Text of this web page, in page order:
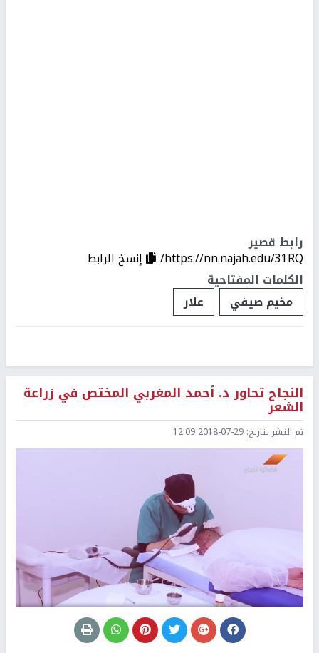
رابط قصير
https://nn.najah.edu/31RQ/
إنسخ الرابط
الكلمات المفتاحية
مخيم صيفي
علار
النجاح تحاور د. أحمد المغربي المختص في زراعة
الشعر
تم النشر بتاريخ: 2018-07-29 12:09